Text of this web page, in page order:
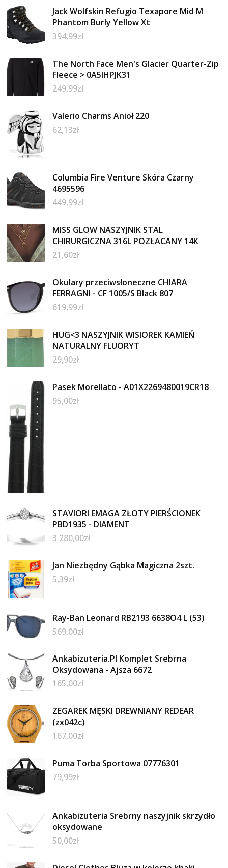
Jack Wolfskin Refugio Texapore Mid M
Phantom Burly Yellow Xt
394,99zł
The North Face Men's Glacier Quarter-Zip
Fleece > 0A5IHPJK31
249,99zł
Valerio Charms Anioł 220
62,13zł
Columbia Fire Venture Skóra Czarny
4695596
449,99zł
MISS GLOW NASZYJNIK STAL
CHIRURGICZNA 316L POZŁACANY 14K
21,60zł
Okulary przeciwsłoneczne CHIARA
FERRAGNI - CF 1005/S Black 807
619,99zł
HUG<3 NASZYJNIK WISIOREK KAMIEŃ
NATURALNY FLUORYT
29,90zł
Pasek Morellato - A01X2269480019CR18
95,00zł
STAVIORI EMAGA ZŁOTY PIERŚCIONEK
PBD1935 - DIAMENT
3 280,00zł
Jan Niezbędny Gąbka Magiczna 2szt.
5,39zł
Ray-Ban Leonard RB2193 6638O4 L (53)
569,00zł
Ankabizuteria.Pl Komplet Srebrna
Oksydowana - Ajsza 6672
165,00zł
ZEGAREK MĘSKI DREWNIANY REDEAR
(zx042c)
167,00zł
Puma Torba Sportowa 07776301
79,99zł
Ankabizuteria Srebrny naszyjnik skrzydło
oksydowane
50,00zł